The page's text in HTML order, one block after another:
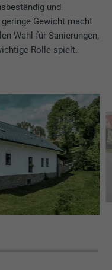
und
Gewicht macht
Wahl für Sanierungen,
Rolle spielt.